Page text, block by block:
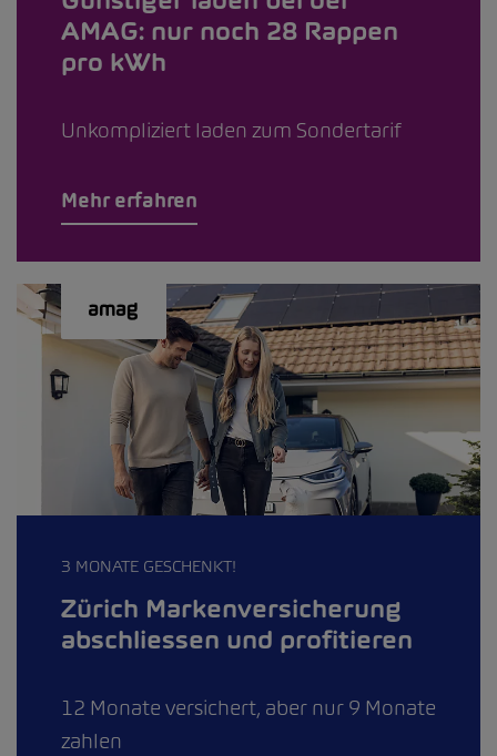
AMAG: nur noch 28 Rappen
pro kWh
Unkompliziert laden zum Sondertarif
Mehr erfahren
3 MONATE GESCHENKT!
Zürich Markenversicherung
abschliessen und profitieren
12 Monate versichert, aber nur 9 Monate
zahlen